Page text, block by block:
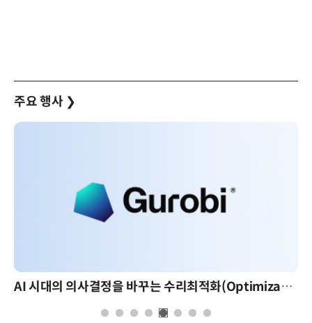
주요 행사 ❯
AI 시대의 의사결정을 바꾸는 수리최적화(Optimization): 실제 산업 적용 사례와 활용 전략